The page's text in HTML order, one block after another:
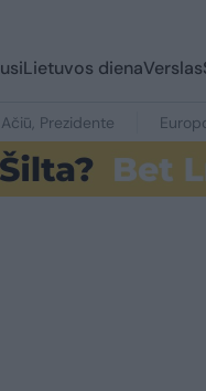
Lietuvos dienaVerslas
Ačiū, Prezidente